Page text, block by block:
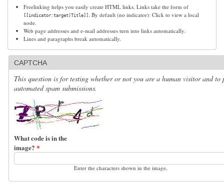
Freelinking helps you easily create HTML links. Links take the form of
[[indicator:target|Title]]
. By default (no indicator): Click to view a local
node.
Web page addresses and e-mail addresses turn into links automatically.
Lines and paragraphs break automatically.
CAPTCHA
This question is for testing whether or not you are a human visitor and to
automated spam submissions.
What code is in the
image? *
Enter the characters shown in the image.